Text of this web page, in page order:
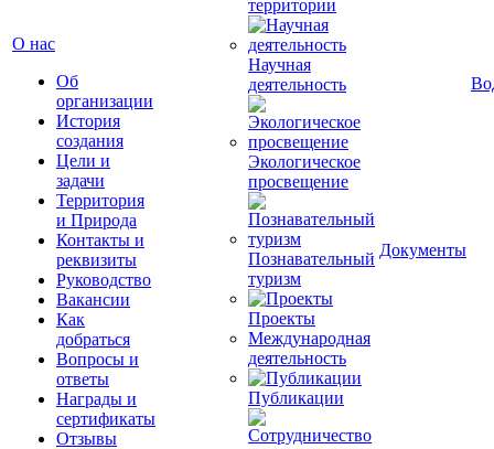
О нас
Об
организации
История
создания
Цели и
задачи
Территория
и Природа
Контакты и
реквизиты
Руководство
Вакансии
Как
добраться
Вопросы и
ответы
Награды и
сертификаты
Отзывы
территории
Научная
деятельность
Экологическое
просвещение
Познавательный
туризм
Проекты
Международная
деятельность
Публикации
Документы